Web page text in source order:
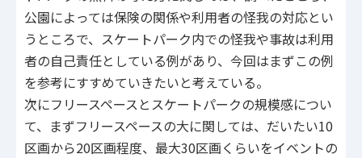
公園によっては保険の関係や利用者の怪我の対応とい
うところで、スケートパーク内での怪我や事故は利用
者の自己責任としている例があり、今回はまずこの例
を参考にすすめていきたいと考えている。
次にフリースペースとスケートパークの規模感につい
て、まずフリースペースの大に関しては、だいたい10
区画から20区画程度、最大30区画くらいをイベントの